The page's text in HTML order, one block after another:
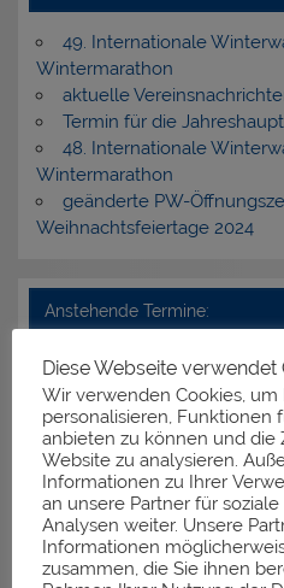
49. Internationale
Wintermarathon
aktuelle
Termin für die
48. Internationale
Wintermarathon
geänderte PW-
Weihnachtsfeiertage 2024
Anstehende Termine:
aktuell nix los in Moos ;-)
Neueste Kommentare
Archiv
Diese Webseite verwendet
Wir verwenden Cookies,
personalisieren, Funktionen
anbieten zu können und die
Website zu analysieren.
Informationen zu Ihrer
an unsere Partner für
Analysen weiter. Unsere
Informationen
zusammen, die Sie ihnen